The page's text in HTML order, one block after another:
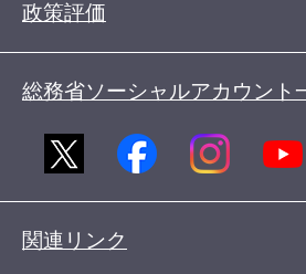
政策評価
総務省ソーシャルアカウント
関連リンク